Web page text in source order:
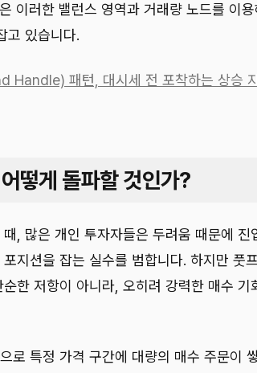
이러한 밸런스 영역과 거래량 노드를 이
고 있습니다.
Handle) 패턴, 대시세 전 포착하는 상승
떻게 돌파할 것인가?
, 많은 개인 투자자들은 두려움 때문에 진
지션을 잡는 실수를 범합니다. 하지만 풋
한 저항이 아니라, 오히려 강력한 매수 기
로 특정 가격 구간에 대량의 매수 주문이